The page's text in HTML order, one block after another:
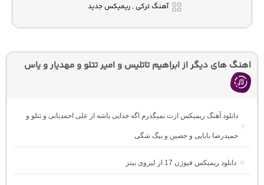
آهنگ ترکی , ریمیکس جدید
اهنگ های دیگر از ابراهیم تاتلیس و امیر تتلو و مهدیار و یاس
دانلود آهنگ ریمیکس ازت نمیگذرم اگه خدایی باشه از علی احمدیانی و تتلو و
حمیدرضا بابایی و حصین و بیگ شگی
دانلود ریمیکس فیوژن 17 از لیروی بیتز